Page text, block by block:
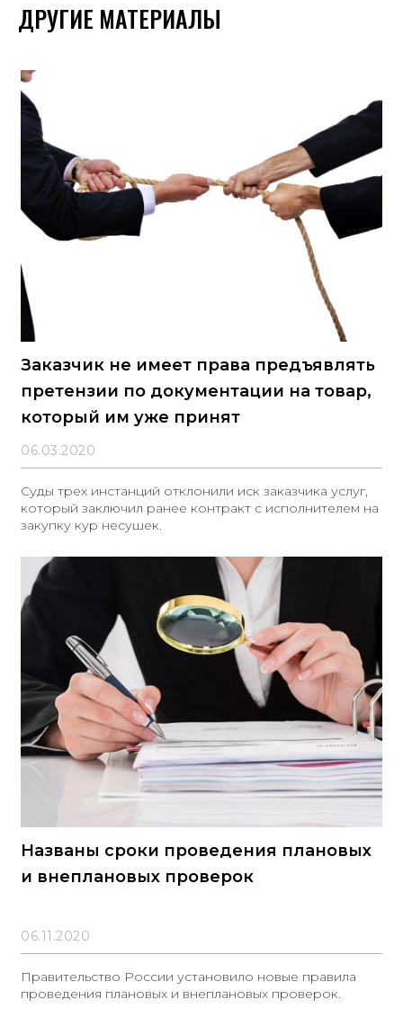
ДРУГИЕ МАТЕРИАЛЫ
Заказчик не имеет права предъявлять
претензии по документации на товар,
который им уже принят
06.03.2020
Суды трех инстанций отклонили иск заказчика услуг,
который заключил ранее контракт с исполнителем на
закупку кур несушек.
Названы сроки проведения плановых
и внеплановых проверок
06.11.2020
Правительство России установило новые правила
проведения плановых и внеплановых проверок.